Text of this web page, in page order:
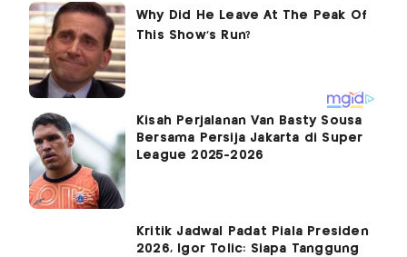
Kisah Perjalanan Van Basty Sousa
Bersama Persija Jakarta di Super
League 2025-2026
Kritik Jadwal Padat Piala Presiden
2026, Igor Tolic: Siapa Tanggung